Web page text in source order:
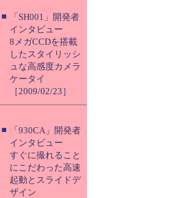
■
「SH001」開発者
インタビュー
8メガCCDを搭載
したスタイリッシ
ュな高感度カメラ
ケータイ
［2009/02/23］
■
「930CA」開発者
インタビュー
すぐに撮れること
にこだわった高速
起動とスライドデ
ザイン